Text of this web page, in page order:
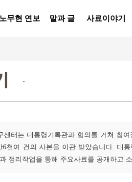
노무현 연보 말과 글 사료이야기
.
센터는 대통령기록관과 협의를 거쳐 참
6천여 건의 사본을 이관 받았습니다. 대
정리작업을 통해 주요사료를 공개하고